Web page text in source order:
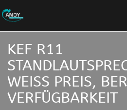
KEF R11
WEISS PREIS,
ERFÜGBARKEIT